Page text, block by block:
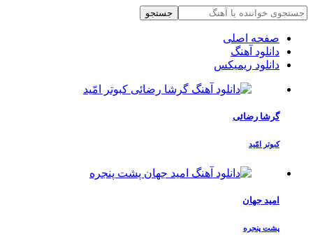
جستجو
صفحه اصلی
دانلود آهنگ
دانلود ریمیکس
گرشا رضائی
کبوتر امّید
امید جهان
پشت پنجره